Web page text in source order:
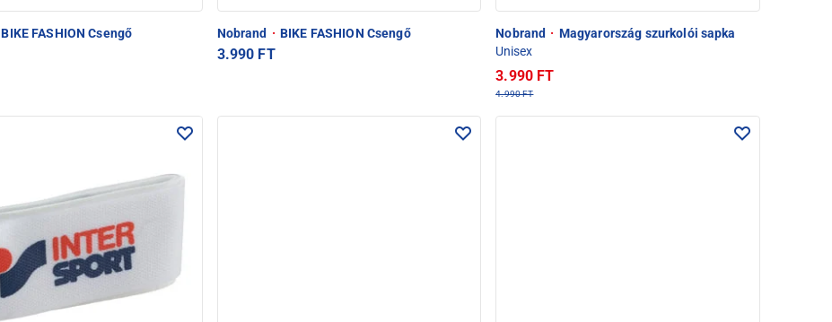
BIKE FASHION Csengő Nobrand · BIKE FASHION Csengő
3.990 FT
Nobrand · Magyarország szurkolói sapka
Unisex
3.990 FT
4.990 FT